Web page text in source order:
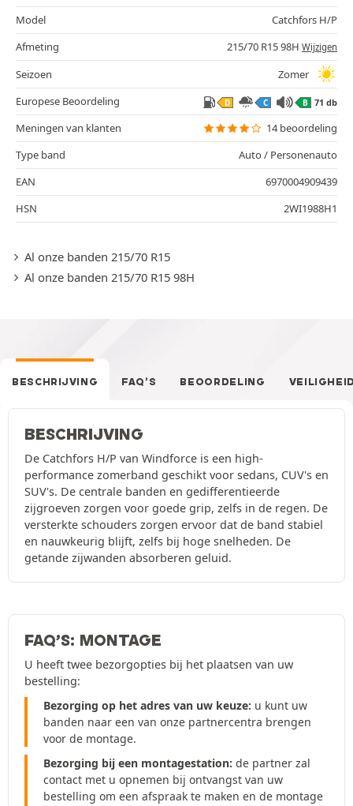
Model
Catchfors H/P
Afmeting
215/70 R15 98H Wijzigen
Seizoen
Zomer
Europese Beoordeling
D C B 71 db
Meningen van klanten
14 beoordeling
Type band
Auto / Personenauto
EAN
6970004909439
HSN
2WI1988H1
Al onze banden 215/70 R15
Al onze banden 215/70 R15 98H
BESCHRIJVING FAQ’S BEOORDELING
BESCHRIJVING
De Catchfors H/P van Windforce is een high-
performance zomerband geschikt voor sedans, CUV's en
SUV's. De centrale banden en gedifferentieerde
zijgroeven zorgen voor goede grip, zelfs in de regen. De
versterkte schouders zorgen ervoor dat de band stabiel
en nauwkeurig blijft, zelfs bij hoge snelheden. De
getande zijwanden absorberen geluid.
FAQ’S: MONTAGE
U heeft twee bezorgopties bij het plaatsen van uw
bestelling:
Bezorging op het adres van uw keuze: u kunt uw
banden naar een van onze partnercentra brengen
voor de montage.
Bezorging bij een montagestation: de partner zal
contact met u opnemen bij ontvangst van uw
bestelling om een afspraak te maken en de montage